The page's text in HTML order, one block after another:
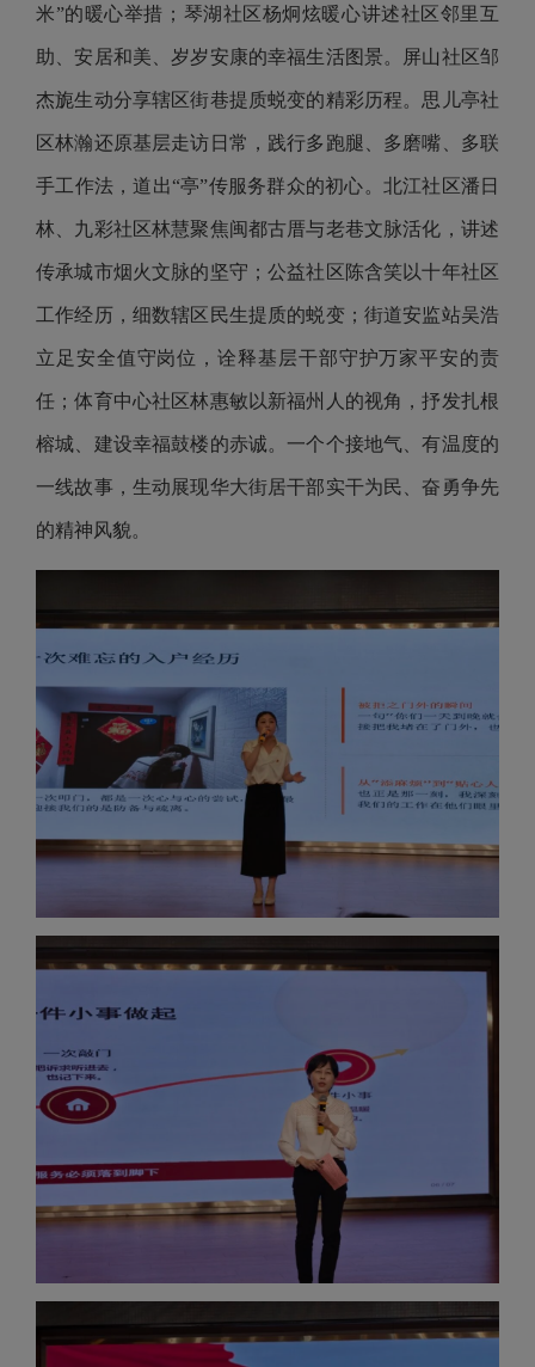
米”的暖心举措；琴湖社区杨炯炫暖心讲述社区邻里互
助、安居和美、岁岁安康的幸福生活图景。屏山社区邹
杰旎生动分享辖区街巷提质蜕变的精彩历程。思儿亭社
区林瀚还原基层走访日常，践行多跑腿、多磨嘴、多联
手工作法，道出“亭”传服务群众的初心。北江社区潘日
林、九彩社区林慧聚焦闽都古厝与老巷文脉活化，讲述
传承城市烟火文脉的坚守；公益社区陈含笑以十年社区
工作经历，细数辖区民生提质的蜕变；街道安监站吴浩
立足安全值守岗位，诠释基层干部守护万家平安的责
任；体育中心社区林惠敏以新福州人的视角，抒发扎根
榕城、建设幸福鼓楼的赤诚。一个个接地气、有温度的
一线故事，生动展现华大街居干部实干为民、奋勇争先
的精神风貌。